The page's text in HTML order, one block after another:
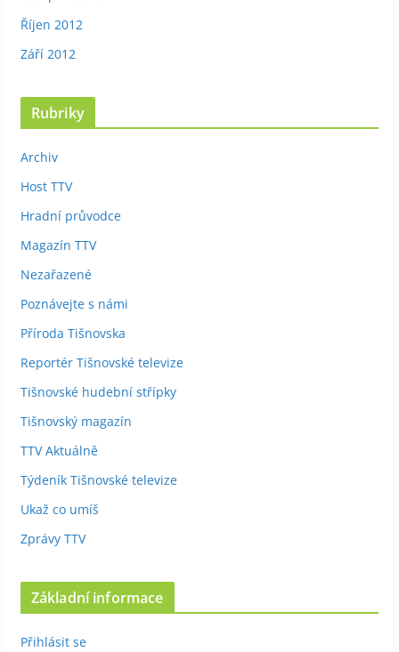
Říjen 2012
Září 2012
Rubriky
Archiv
Host TTV
Hradní průvodce
Magazín TTV
Nezařazené
Poznávejte s námi
Příroda Tišnovska
Reportér Tišnovské televize
Tišnovské hudební střípky
Tišnovský magazín
TTV Aktuálně
Týdeník Tišnovské televize
Ukaž co umíš
Zprávy TTV
Základní informace
Přihlásit se